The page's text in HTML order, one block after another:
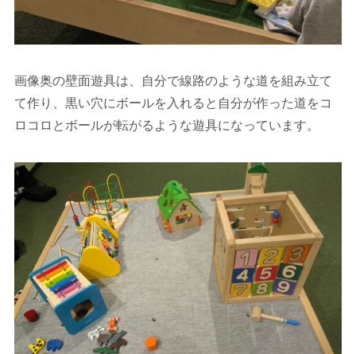
画像奥の壁面遊具は、自分で線路のような道を組み立て
て作り、黒い穴にボールを入れると自分が作った道をコ
ロコロとボールが転がるような遊具になっています。